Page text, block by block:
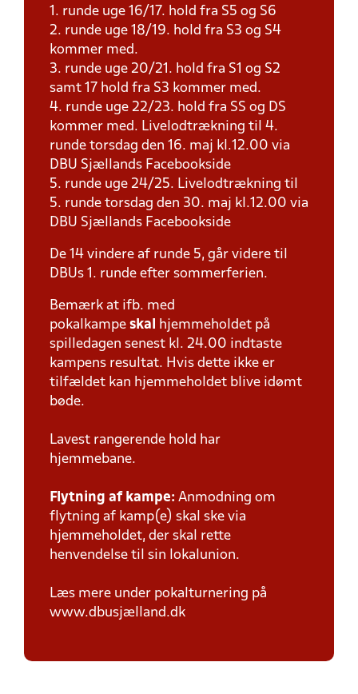
1. runde uge 16/17. hold fra S5 og S6
2. runde uge 18/19. hold fra S3 og S4
kommer med.
3. runde uge 20/21. hold fra S1 og S2
samt 17 hold fra S3 kommer med.
4. runde uge 22/23. hold fra SS og DS
kommer med. Livelodtrækning til 4.
runde torsdag den 16. maj kl.12.00 via
DBU Sjællands Facebookside
5. runde uge 24/25. Livelodtrækning til
5. runde torsdag den 30. maj kl.12.00 via
DBU Sjællands Facebookside
De 14 vindere af runde 5, går videre til
DBUs 1. runde efter sommerferien.
Bemærk at ifb. med
pokalkampe skal
hjemmeholdet på
spilledagen senest kl. 24.00 indtaste
kampens resultat. Hvis dette ikke er
tilfældet kan hjemmeholdet blive idømt
bøde.
Lavest rangerende hold har
hjemmebane.
Flytning af kampe: Anmodning om
flytning af kamp(e) skal ske via
hjemmeholdet, der skal rette
henvendelse til sin lokalunion.
Læs mere under pokalturnering på
www.dbusjælland.dk